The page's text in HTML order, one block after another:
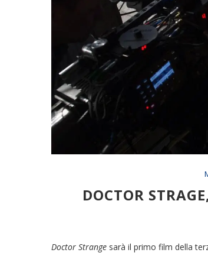
DOCTOR
Doctor Strange sarà il primo film della